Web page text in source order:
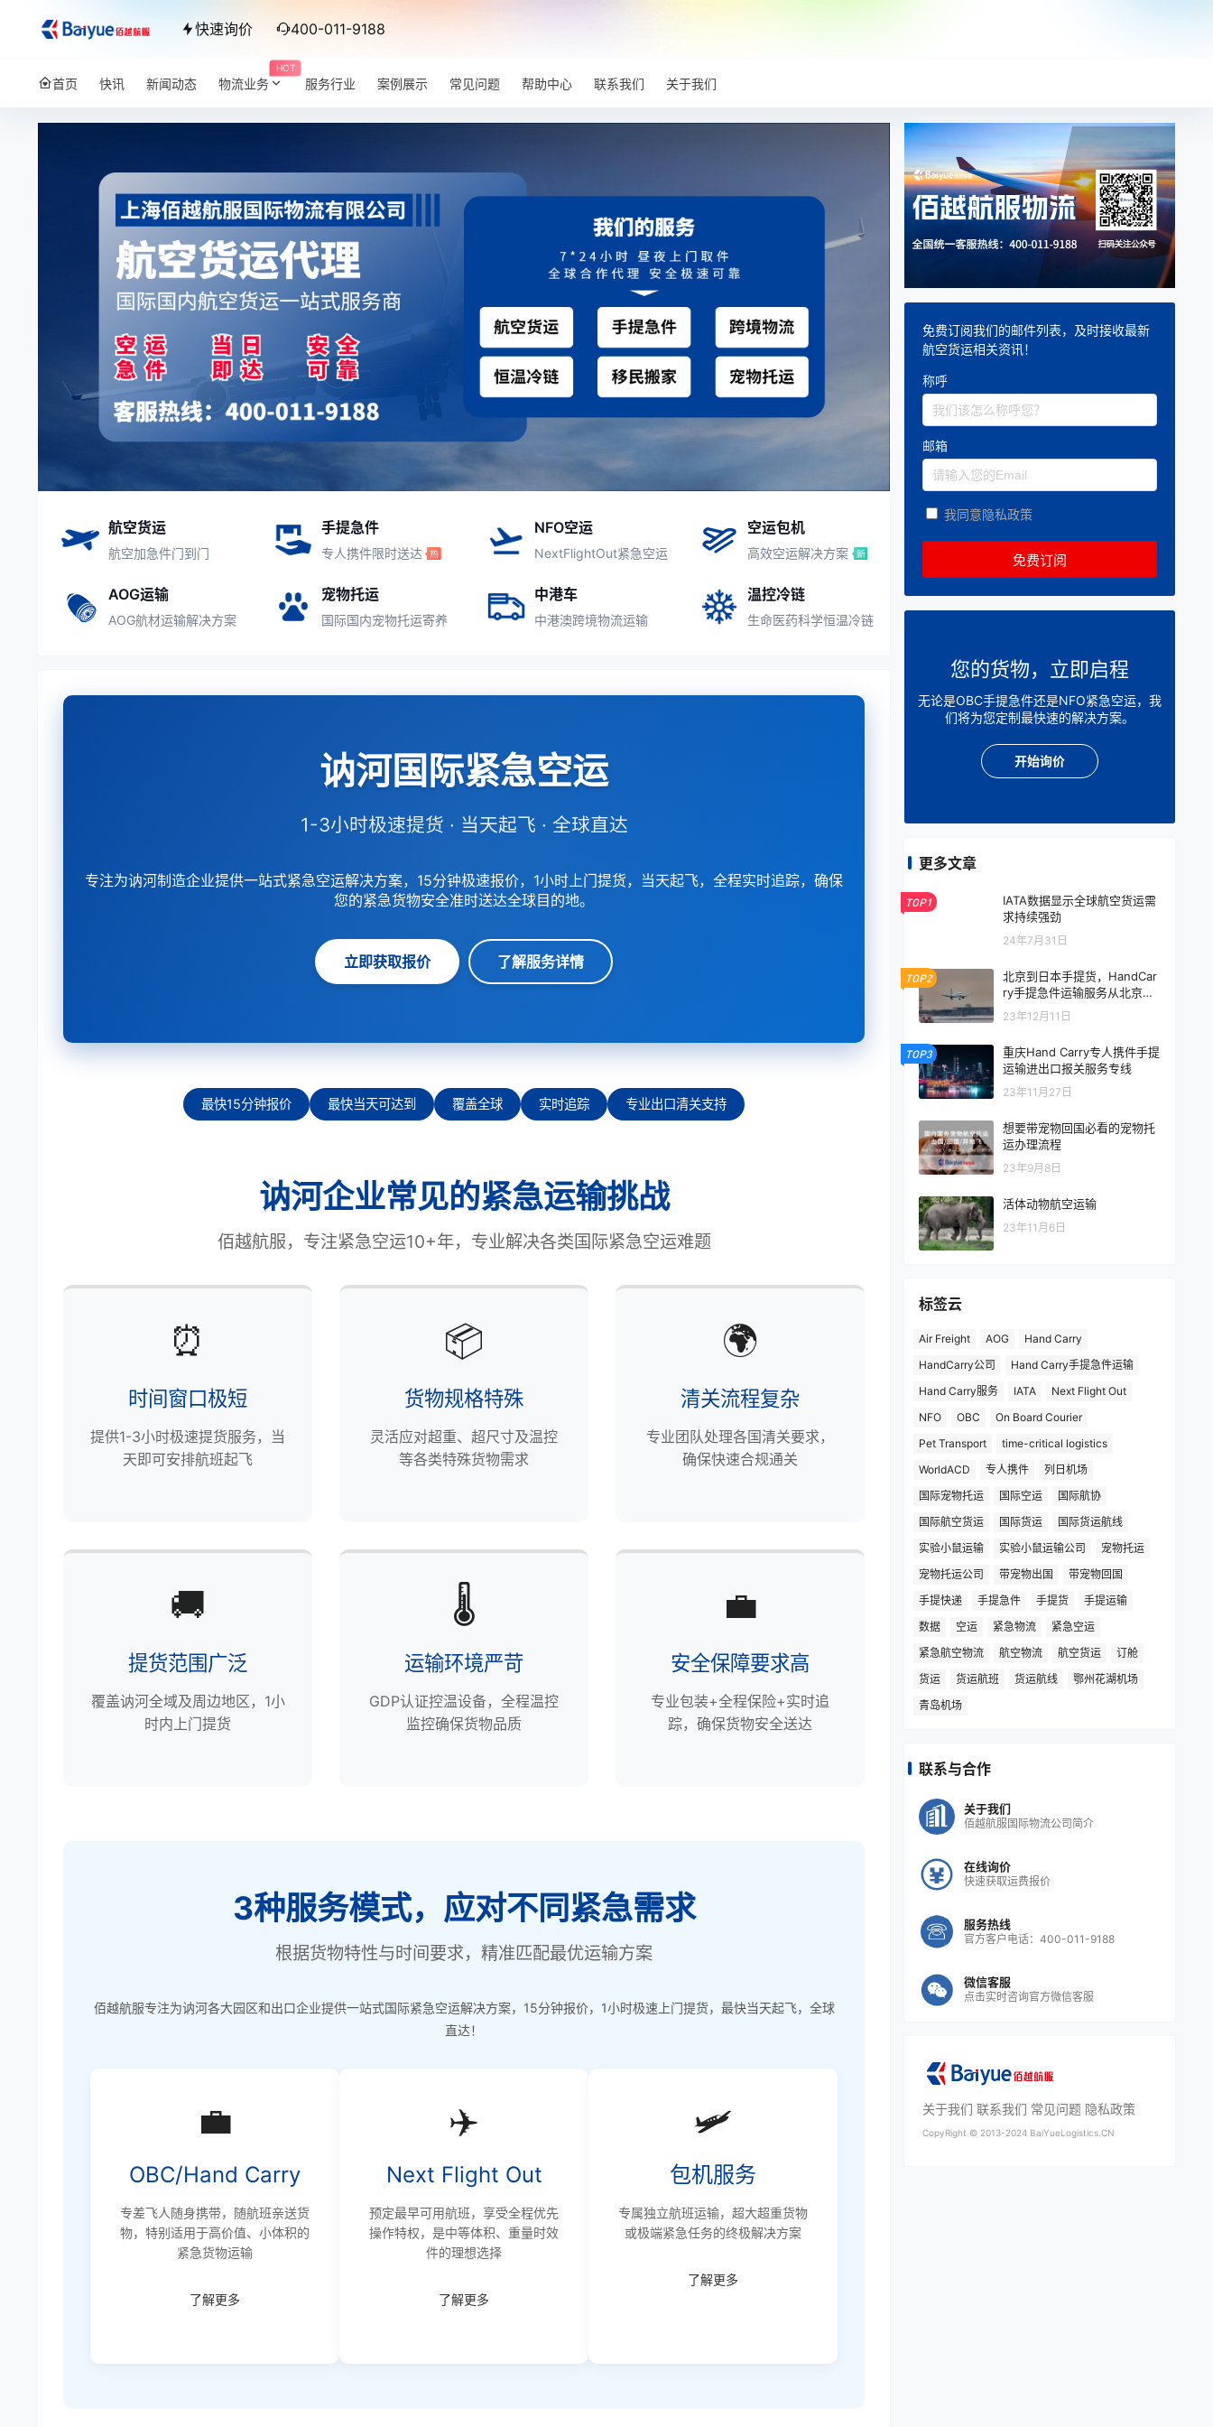
快速询价 400-011-9188
首页 快讯 新闻动态
HOT
物流业务 服务行业 案例展示 常见问题 帮助中心 联系我们 关于我们
航空货运
航空加急件门到门
手提急件
专人携件限时送达
NFO空运
NextFlightOut紧急空运
空运包机
高效空运解决方案
AOG运输
AOG航材运输解决方案
宠物托运
国际国内宠物托运寄养
中港车
中港澳跨境物流运输
温控冷链
生命医药科学恒温冷链
讷河国际紧急空运
1-3小时极速提货 · 当天起飞 · 全球直达
专注为讷河制造企业提供一站式紧急空运解决方案，15分钟极速报价，1小时上门提货，当天起飞，全程实时追踪，确保
您的紧急货物安全准时送达全球目的地。
立即获取报价 了解服务详情
最快15分钟报价 最快当天可达到 覆盖全球 实时追踪 专业出口清关支持
讷河企业常见的紧急运输挑战
佰越航服，专注紧急空运10+年，专业解决各类国际紧急空运难题
⏰
时间窗口极短
提供1-3小时极速提货服务，当
天即可安排航班起飞
📦
货物规格特殊
灵活应对超重、超尺寸及温控
等各类特殊货物需求
🌍
清关流程复杂
专业团队处理各国清关要求，
确保快速合规通关
🚚
提货范围广泛
覆盖讷河全域及周边地区，1小
时内上门提货
🌡️
运输环境严苛
GDP认证控温设备，全程温控
监控确保货物品质
💼
安全保障要求高
专业包装+全程保险+实时追
踪，确保货物安全送达
3种服务模式，应对不同紧急需求
根据货物特性与时间要求，精准匹配最优运输方案
佰越航服专注为讷河各大园区和出口企业提供一站式国际紧急空运解决方案，15分钟报价，1小时极速上门提货，最快当天起飞，全球
直达！
💼
OBC/Hand Carry
专差飞人随身携带，随航班亲送货
物，特别适用于高价值、小体积的
紧急货物运输
了解更多
✈️
Next Flight Out
预定最早可用航班，享受全程优先
操作特权，是中等体积、重量时效
件的理想选择
了解更多
🛩️
包机服务
专属独立航班运输，超大超重货物
或极端紧急任务的终极解决方案
了解更多
免费订阅我们的邮件列表，及时接收最新
航空货运相关资讯！
称呼
邮箱
我同意隐私政策
您的货物，立即启程
无论是OBC手提急件还是NFO紧急空运，我
们将为您定制最快速的解决方案。
开始询价
更多文章
TOP1
IATA数据显示全球航空货运需
求持续强劲
24年7月31日
TOP2
北京到日本手提货，HandCar
ry手提急件运输服务从北京到
日本
23年12月11日
TOP3
重庆Hand Carry专人携件手提
运输进出口报关服务专线
23年11月27日
想要带宠物回国必看的宠物托
运办理流程
23年9月8日
活体动物航空运输
23年11月6日
标签云
Air Freight AOG
Hand Carry
HandCarry公司
Hand Carry手提急件运输
Hand Carry服务
IATA
Next Flight Out
NFO
OBC
On Board Courier
Pet Transport
time-critical logistics
WorldACD
专人携件
列日机场
国际宠物托运
国际空运
国际航协
国际航空货运
国际货运
国际货运航线
实验小鼠运输
实验小鼠运输公司
宠物托运
宠物托运公司
带宠物出国
带宠物回国
手提快递
手提急件 手提货
手提运输
数据
空运 紧急物流
紧急空运
紧急航空物流
航空物流 航空货运
订舱
货运
货运航班 货运航线
鄂州花湖机场
青岛机场
联系与合作
关于我们
佰越航服国际物流公司简介
在线询价
快速获取运费报价
服务热线
官方客户电话：400-011-9188
微信客服
点击实时咨询官方微信客服
关于我们 联系我们 常见问题 隐私政策
CopyRight © 2013-2024 BaiYueLogistics.CN